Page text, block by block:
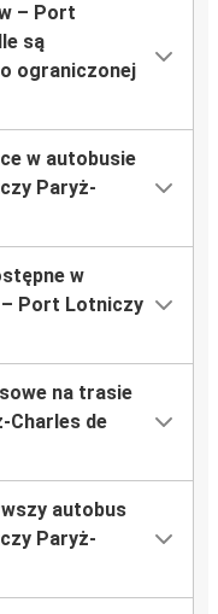
– Port
są
ograniczonej
w autobusie
Paryż-
w
– Port Lotniczy
na trasie
Charles de
autobus
Paryż-